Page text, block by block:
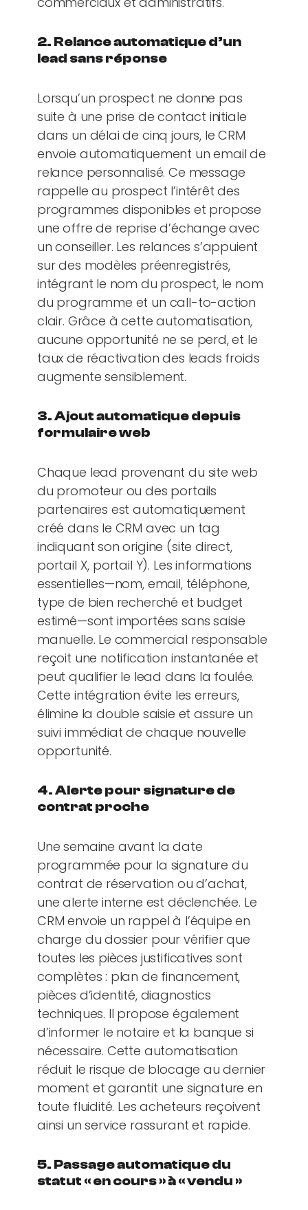
2. Relance automatique d’un
lead sans réponse
Lorsqu’un prospect ne donne pas
suite à une prise de contact initiale
dans un délai de cinq jours, le CRM
envoie automatiquement un email de
relance personnalisé. Ce message
rappelle au prospect l’intérêt des
programmes disponibles et propose
une offre de reprise d’échange avec
un conseiller. Les relances s’appuient
sur des modèles préenregistrés,
intégrant le nom du prospect, le nom
du programme et un call-to-action
clair. Grâce à cette automatisation,
aucune opportunité ne se perd, et le
taux de réactivation des leads froids
augmente sensiblement.
3. Ajout automatique depuis
formulaire web
Chaque lead provenant du site web
du promoteur ou des portails
partenaires est automatiquement
créé dans le CRM avec un tag
indiquant son origine (site direct,
portail X, portail Y). Les informations
essentielles—nom, email, téléphone,
type de bien recherché et budget
estimé—sont importées sans saisie
manuelle. Le commercial responsable
reçoit une notification instantanée et
peut qualifier le lead dans la foulée.
Cette intégration évite les erreurs,
élimine la double saisie et assure un
suivi immédiat de chaque nouvelle
opportunité.
4. Alerte pour signature de
contrat proche
Une semaine avant la date
programmée pour la signature du
contrat de réservation ou d’achat,
une alerte interne est déclenchée. Le
CRM envoie un rappel à l’équipe en
charge du dossier pour vérifier que
toutes les pièces justificatives sont
complètes : plan de financement,
pièces d’identité, diagnostics
techniques. Il propose également
d’informer le notaire et la banque si
nécessaire. Cette automatisation
réduit le risque de blocage au dernier
moment et garantit une signature en
toute fluidité. Les acheteurs reçoivent
ainsi un service rassurant et rapide.
5. Passage automatique du
statut « en cours » à « vendu »